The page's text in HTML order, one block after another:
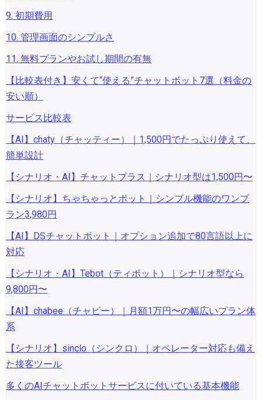
9. 初期費用
10. 管理画面のシンプルさ
11. 無料プランやお試し期間の有無
【比較表付き】安くて“使える”チャットボット7選（料金の
安い順）
サービス比較表
【AI】chaty（チャッティー）｜1,500円でたっぷり使えて、
簡単設計
【シナリオ・AI】チャットプラス｜シナリオ型は1,500円〜
【シナリオ】ちゃちゃっとボット｜シンプル機能のワンプ
ラン3,980円
【AI】DSチャットボット｜オプション追加で80言語以上に
対応
【シナリオ・AI】Tebot（ティボット）｜シナリオ型なら
9,800円〜
【AI】chabee（チャビー）｜月額1万円〜の幅広いプラン体
系
【シナリオ】sinclo（シンクロ）｜オペレーター対応も備え
た接客ツール
多くのAIチャットボットサービスに付いている基本機能